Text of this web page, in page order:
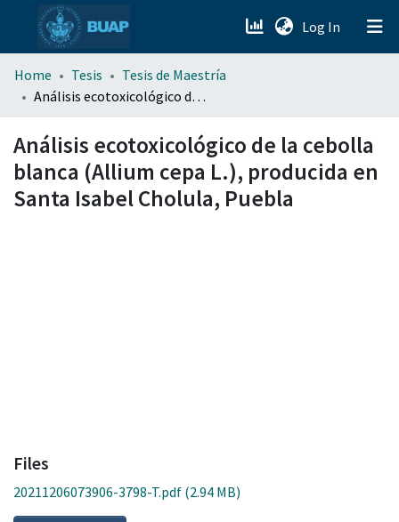
Log In (current)
menu.section.about_menu
Home Tesis
Tesis de Maestría
Análisis ecotoxicológico de la cebolla blanca (Allium cepa L.), producida en Santa Isabel Cholula, Puebla
Análisis ecotoxicológico de la cebolla
blanca (Allium cepa L.), producida en
Santa Isabel Cholula, Puebla
Files
20211206073906-3798-T.pdf (2.94 MB)